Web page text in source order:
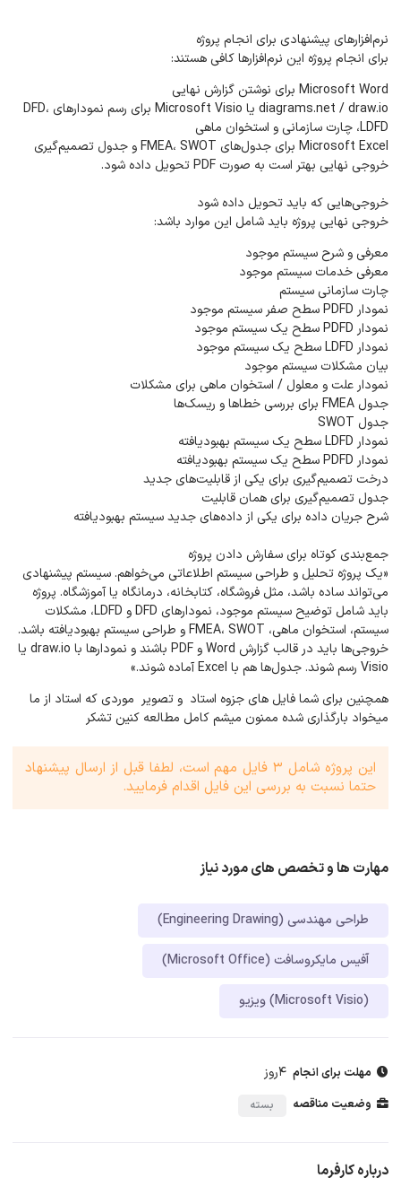
نرم‌افزارهای پیشنهادی برای انجام پروژه
برای انجام پروژه این نرم‌افزارها کافی هستند:
Microsoft Word برای نوشتن گزارش نهایی
diagrams.net / draw.io یا Microsoft Visio برای رسم نمودارهای DFD،
LDFD، چارت سازمانی و استخوان ماهی
Microsoft Excel برای جدول‌های FMEA، SWOT و جدول تصمیم‌گیری
خروجی نهایی بهتر است به صورت PDF تحویل داده شود.
خروجی‌هایی که باید تحویل داده شود
خروجی نهایی پروژه باید شامل این موارد باشد:
معرفی و شرح سیستم موجود
معرفی خدمات سیستم موجود
چارت سازمانی سیستم
نمودار PDFD سطح صفر سیستم موجود
نمودار PDFD سطح یک سیستم موجود
نمودار LDFD سطح یک سیستم موجود
بیان مشکلات سیستم موجود
نمودار علت و معلول / استخوان ماهی برای مشکلات
جدول FMEA برای بررسی خطاها و ریسک‌ها
جدول SWOT
نمودار LDFD سطح یک سیستم بهبود‌یافته
نمودار PDFD سطح یک سیستم بهبود‌یافته
درخت تصمیم‌گیری برای یکی از قابلیت‌های جدید
جدول تصمیم‌گیری برای همان قابلیت
شرح جریان داده برای یکی از داده‌های جدید سیستم بهبود‌یافته
جمع‌بندی کوتاه برای سفارش دادن پروژه
«یک پروژه تحلیل و طراحی سیستم اطلاعاتی می‌خواهم. سیستم پیشنهادی
می‌تواند ساده باشد، مثل فروشگاه، کتابخانه، درمانگاه یا آموزشگاه. پروژه
باید شامل توضیح سیستم موجود، نمودارهای DFD و LDFD، مشکلات
سیستم، استخوان ماهی، FMEA، SWOT و طراحی سیستم بهبود‌یافته باشد.
خروجی‌ها باید در قالب گزارش Word و PDF باشند و نمودارها با draw.io یا
Visio رسم شوند. جدول‌ها هم با Excel آماده شوند.»
همچنین برای شما فایل های جزوه استاد و تصویر موردی که استاد از ما
میخواد بارگذاری شده ممنون میشم کامل مطالعه کنین تشکر
این پروژه شامل 3 فایل مهم است، لطفا قبل از ارسال پیشنهاد
حتما نسبت به بررسی این فایل اقدام فرمایید.
مهارت ها و تخصص های مورد نیاز
طراحی مهندسی (Engineering Drawing)
آفیس مایکروسافت (Microsoft Office)
ویزیو (Microsoft Visio)
مهلت برای انجام 4روز
وضعیت مناقصه بسته
درباره کارفرما